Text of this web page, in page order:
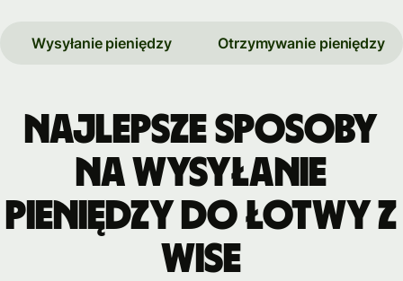
Wysyłanie pieniędzy Otrzymywanie pieniędzy
Najlepsze sposoby
na wysyłanie
pieniędzy do Łotwy z
Wise